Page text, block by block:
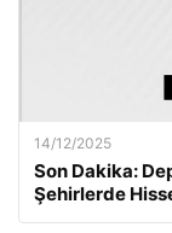
14/12/2025
Son Dakika:
Şehirlerde